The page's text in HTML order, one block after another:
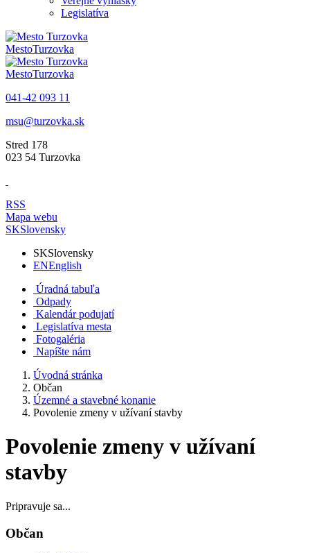
Legislatíva
MestoTurzovka
MestoTurzovka
041-42 093 11
msu@turzovka.sk
Stred 178
023 54 Turzovka
RSS
Mapa webu
SKSlovensky
SKSlovensky
ENEnglish
Úradná tabuľa
Odpady
Kalendár podujatí
Legislatíva mesta
Fotogaléria
Napíšte nám
Úvodná stránka
Občan
Územné a stavebné konanie
Povolenie zmeny v užívaní stavby
Povolenie zmeny v užívaní
stavby
Pripravuje sa...
Občan